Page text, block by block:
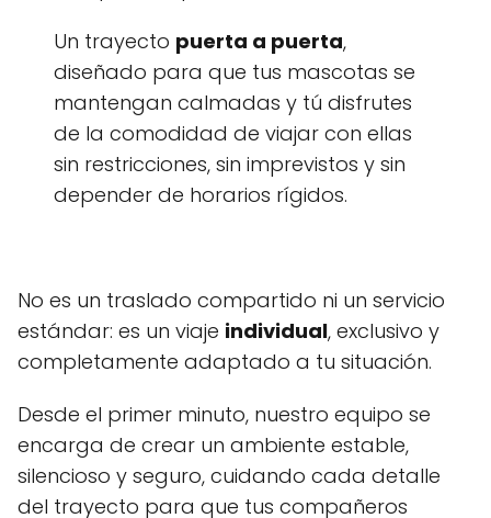
Un trayecto puerta a puerta,
diseñado para que tus mascotas se
mantengan calmadas y tú disfrutes
de la comodidad de viajar con ellas
sin restricciones, sin imprevistos y sin
depender de horarios rígidos.
No es un traslado compartido ni un servicio
estándar: es un viaje individual, exclusivo y
completamente adaptado a tu situación.
Desde el primer minuto, nuestro equipo se
encarga de crear un ambiente estable,
silencioso y seguro, cuidando cada detalle
del trayecto para que tus compañeros